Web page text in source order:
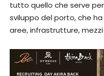
tutto quello che serve
sviluppo del porto, che
aree, infrastrutture,